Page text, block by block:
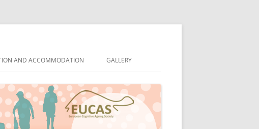
AND ACCOMMODATION
AND ACCOMMODATION
INFORMATION
GALLERY
OVERVIEW SPEAKERS